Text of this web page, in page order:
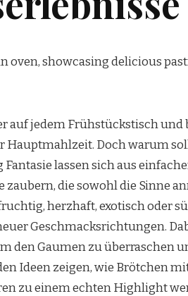
auf jedem Frühstückstisch und
Hauptmahlzeit. Doch warum
lassen sich aus
die sowohl die Sinne
herzhaft, exotisch oder
Geschmacksrichtungen.
den Gaumen zu überraschen
Ideen zeigen, wie Brötchen
zu einem echten Highlight